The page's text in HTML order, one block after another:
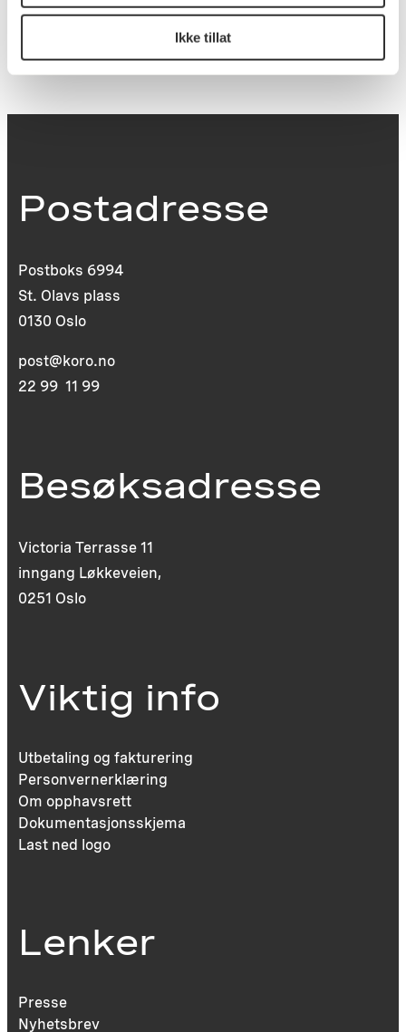
Ikke tillat
Postadresse
Postboks 6994
St. Olavs plass
0130 Oslo
post@koro.no
22 99 11 99
Besøksadresse
Victoria Terrasse 11
inngang Løkkeveien,
0251 Oslo
Viktig info
Utbetaling og fakturering
Personvernerklæring
Om opphavsrett
Dokumentasjonsskjema
Last ned logo
Lenker
Presse
Nyhetsbrev